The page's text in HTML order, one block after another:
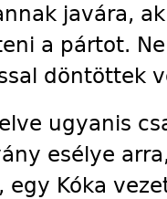
javára,
a pártot.
döntöttek
ugyanis
esélye
Kóka